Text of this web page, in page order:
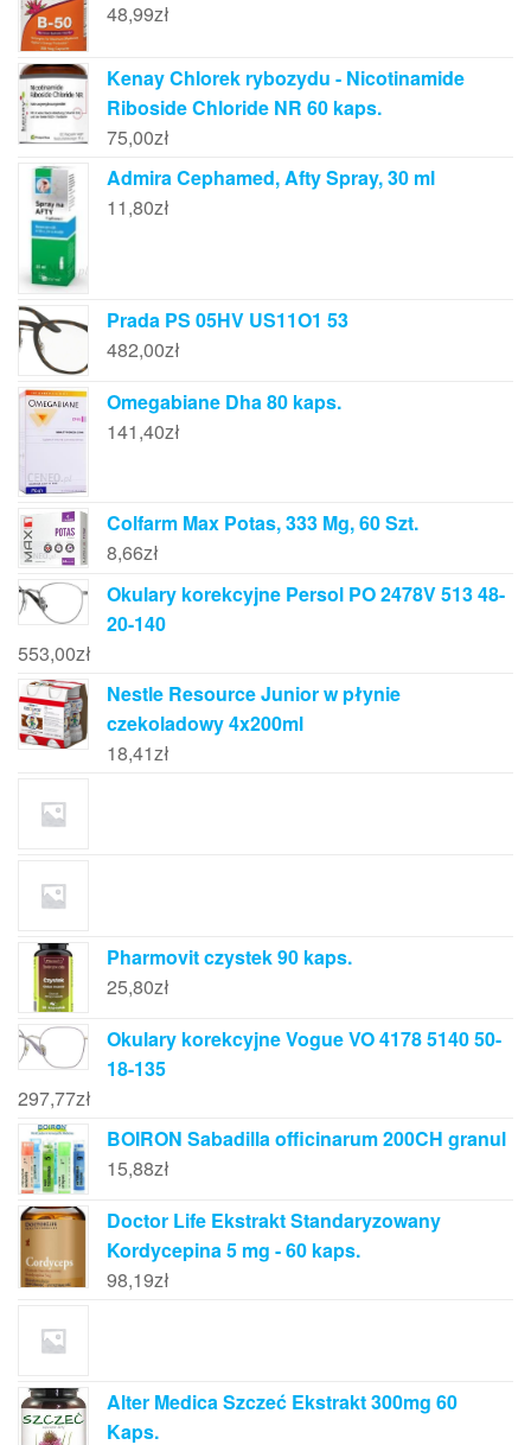
48,99zł
Kenay Chlorek rybozydu - Nicotinamide
Riboside Chloride NR 60 kaps.
75,00zł
Admira Cephamed, Afty Spray, 30 ml
11,80zł
Prada PS 05HV US11O1 53
482,00zł
Omegabiane Dha 80 kaps.
141,40zł
Colfarm Max Potas, 333 Mg, 60 Szt.
8,66zł
Okulary korekcyjne Persol PO 2478V 513 48-
20-140
553,00zł
Nestle Resource Junior w płynie
czekoladowy 4x200ml
18,41zł
Pharmovit czystek 90 kaps.
25,80zł
Okulary korekcyjne Vogue VO 4178 5140 50-
18-135
297,77zł
BOIRON Sabadilla officinarum 200CH granul
15,88zł
Doctor Life Ekstrakt Standaryzowany
Kordycepina 5 mg - 60 kaps.
98,19zł
Alter Medica Szczeć Ekstrakt 300mg 60
Kaps.